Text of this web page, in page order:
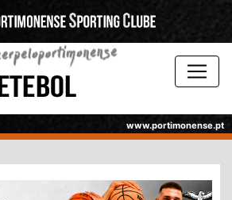
www.portimonense.pt